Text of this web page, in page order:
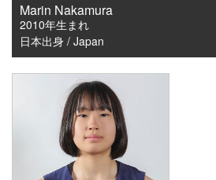
Marin Nakamura
2010年生まれ
日本出身 / Japan